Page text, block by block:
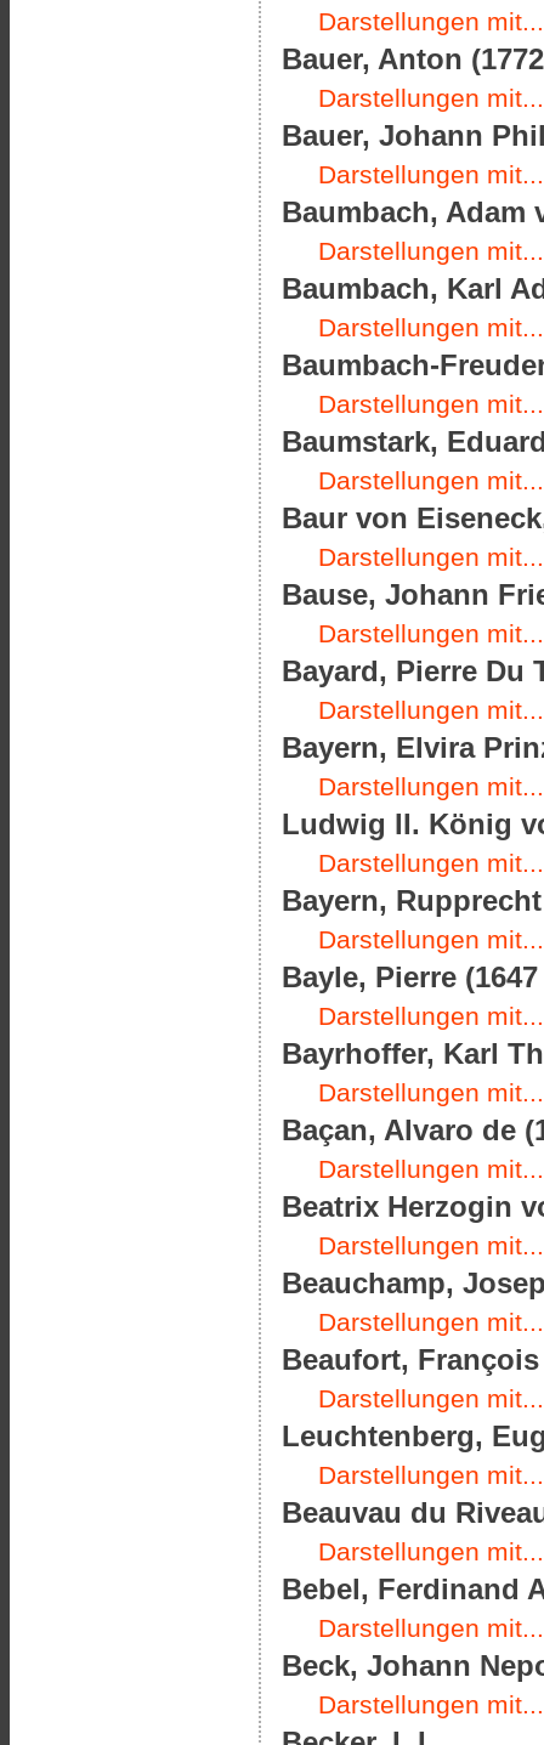
Darstellungen mit...
Bauer, Anton
Darstellungen mit...
Bauer, Johann
Darstellungen mit...
Baumbach, Adam
Darstellungen mit...
Baumbach, Karl
Darstellungen mit...
Baumbach-
Darstellungen mit...
Baumstark,
Darstellungen mit...
Baur von
Darstellungen mit...
Bause, Johann
Darstellungen mit...
Bayard, Pierre Du
Darstellungen mit...
Bayern, Elvira
Darstellungen mit...
Ludwig II. König
Darstellungen mit...
Bayern,
Darstellungen mit...
Bayle, Pierre (1647
Darstellungen mit...
Bayrhoffer, Karl
Darstellungen mit...
Baçan, Alvaro de
Darstellungen mit...
Beatrix Herzogin
Darstellungen mit...
Beauchamp,
Darstellungen mit...
Beaufort, François
Darstellungen mit...
Leuchtenberg,
Darstellungen mit...
Beauvau du
Darstellungen mit...
Bebel, Ferdinand
Darstellungen mit...
Beck, Johann
Darstellungen mit...